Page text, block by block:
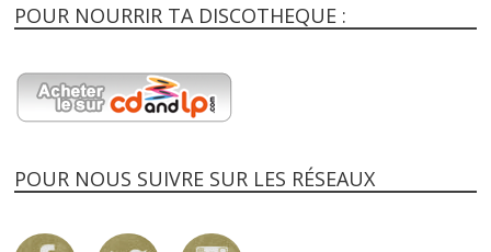
POUR NOURRIR TA DISCOTHEQUE :
POUR NOUS SUIVRE SUR LES RÉSEAUX